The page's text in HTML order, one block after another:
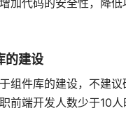
的建设
组件库的建设，不建
前端开发人数少于10